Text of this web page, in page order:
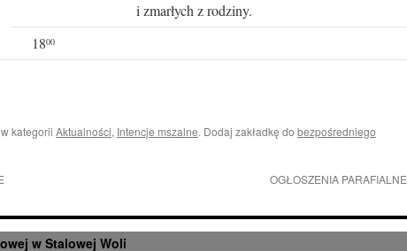
i zmarłych z rodziny.
1800
kategorii Aktualności, Intencje mszalne. Dodaj zakładkę do bezpośredniego
OGŁOSZENIA PARAFIALNE
w Stalowej Woli